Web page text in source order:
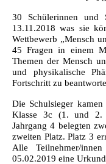
30 Schülerinnen und
13.11.2018 was sie
Wettbewerb „Mensch
45 Fragen in einem
Themen der Mensch
und physikalische
Fortschritt zu
Die Schulsieger
Klasse 3c (1. und 2.
Jahrgang 4 belegten
zweiten Platz. Platz 3
Alle Teilnehmer/
05.02.2019 eine